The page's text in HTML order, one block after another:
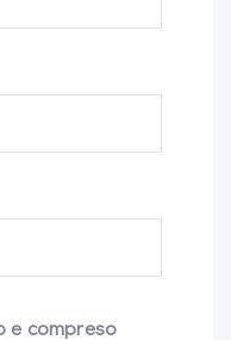
e compreso